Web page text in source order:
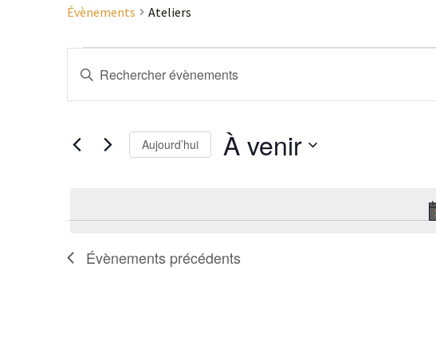
Évènements Ateliers
Évènements
Recherche
et
navigation
de
Évènements
Saisir
mot-
clé.
Évènements
Aujourd’hui À venir
Évènements précédents